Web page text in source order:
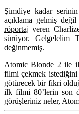
Şimdiye kadar
açıklama gelmiş
röportaj veren
sürüyor. Gelgelelim
değinmemiş.
Atomic Blonde 2 ile
filmi çekmek istediğini
götürecek bir fikri
ilk filmi 80’lerin son
görüşleriniz neler,